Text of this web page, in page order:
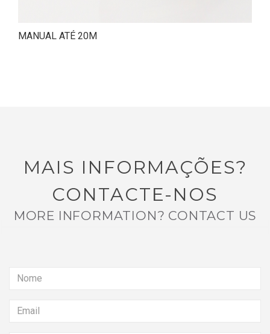
MANUAL ATÉ 20M
MAIS INFORMAÇÕES?
CONTACTE-NOS
MORE INFORMATION? CONTACT US